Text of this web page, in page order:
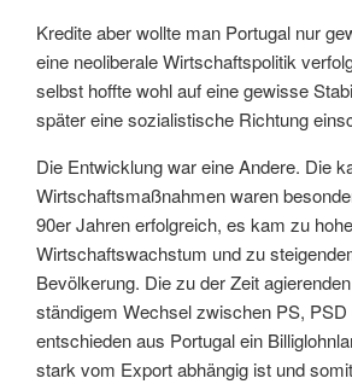
Kredite aber wollte man Portugal nur
eine neoliberale Wirtschaftspolitik
selbst hoffte wohl auf eine gewisse
später eine sozialistische Richtung
Die Entwicklung war eine Andere. Die
Wirtschaftsmaßnahmen waren b
90er Jahren erfolgreich, es kam zu
Wirtschaftswachstum und zu
Bevölkerung. Die zu der Zeit
ständigem Wechsel zwischen PS,
entschieden aus Portugal ein
stark vom Export abhängig ist und